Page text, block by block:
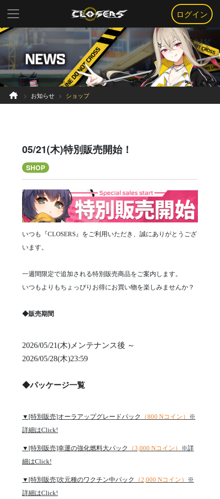
ログイン
お知らせ ショップ
05/21(木)特別販売開始！
SHOP
いつも『CLOSERS』をご利用いただき、誠にありがとうござ
います。
一週間限定で追加される特別販売商品をご案内します。
いつもよりもちょっぴりお得にお買い物を楽しみませんか？
◆販売期間
2026/05/21(木)メンテナンス後 ～
2026/05/28(木)23:59
◆パッケージ一覧
▼[特別販売]オーラアップグレードパック （800 Nコイン）
※
詳細はClick!
▼[特別販売]幸運の強化燃料大パック （3,000 Nコイン）
※詳
細はClick!
▼[特別販売]次元種のワクチン中パック （2,000 Nコイン）
※
詳細はClick!